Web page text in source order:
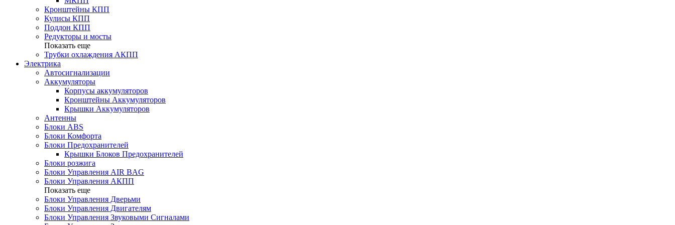
Кронштейны КПП
Кулисы КПП
Поддон КПП
Редукторы и мосты
Показать еще
Трубки охлаждения АКПП
Электрика
Автосигнализации
Аккумуляторы
Корпусы аккумуляторов
Кронштейны Аккумуляторов
Крышки Аккумуляторов
Антенны
Блоки ABS
Блоки Комфорта
Блоки Предохранителей
Крышки Блоков Предохранителей
Блоки розжига
Блоки Управления AIR BAG
Блоки Управления АКПП
Показать еще
Блоки Управления Дверьми
Блоки Управления Двигателям
Блоки Управления Звуковыми Сигналами